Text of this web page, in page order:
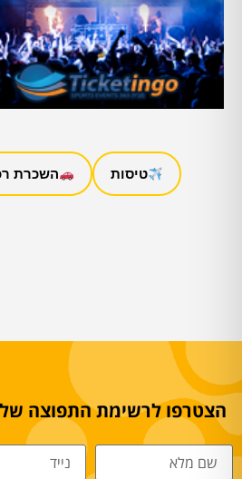
טיסות השכרת
הצטרפו לרשימת התפוצה